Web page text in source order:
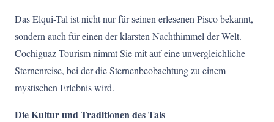
Das Elqui-Tal ist nicht nur für seinen erlesenen Pisco bekannt,
sondern auch für einen der klarsten Nachthimmel der Welt.
Cochiguaz Tourism nimmt Sie mit auf eine unvergleichliche
Sternenreise, bei der die Sternenbeobachtung zu einem
mystischen Erlebnis wird.
Die Kultur und Traditionen des Tals